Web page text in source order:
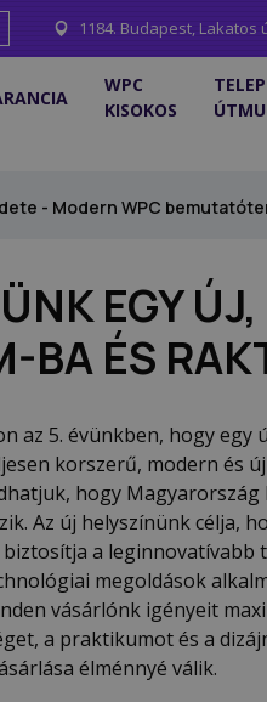
1184. Budapest, Lakatos
WPC
KISOKOS
- Modern WPC
EGY
BA ÉS
az 5. évünkben, hogy egy
korszerű, modern és
hogy
Az új helyszínünk célja,
a leginnovatívabb
megoldások
vásárlónk igényeit
a praktikumot és a
élménnyé válik.